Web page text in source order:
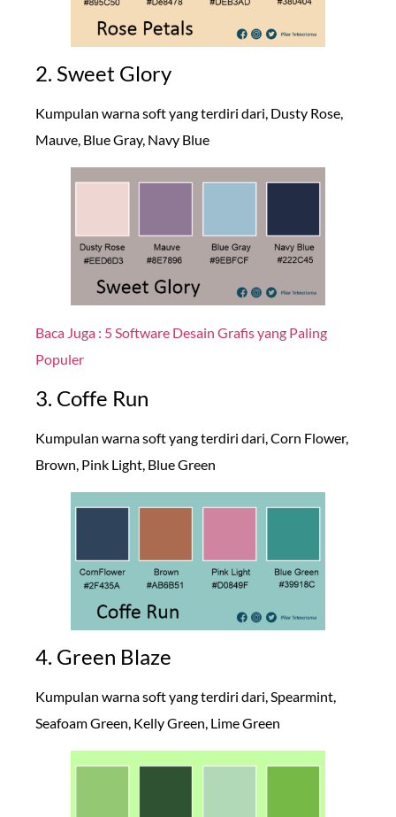
2. Sweet Glory
Kumpulan warna soft yang terdiri dari, Dusty Rose,
Mauve, Blue Gray, Navy Blue
Baca Juga : 5 Software Desain Grafis yang Paling
Populer
3. Coffe Run
Kumpulan warna soft yang terdiri dari, Corn Flower,
Brown, Pink Light, Blue Green
4. Green Blaze
Kumpulan warna soft yang terdiri dari, Spearmint,
Seafoam Green, Kelly Green, Lime Green